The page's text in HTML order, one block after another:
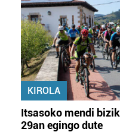
KIROLA
Itsasoko mendi
29an egingo dute